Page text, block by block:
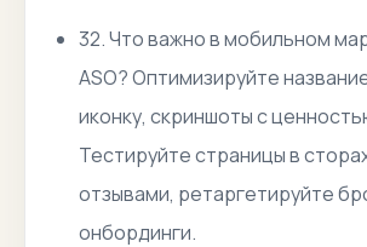
32. Что важно в мобильном
ASO? Оптимизируйте
иконку, скриншоты с
Тестируйте страницы в
отзывами, ретаргетируйте
онбординги.